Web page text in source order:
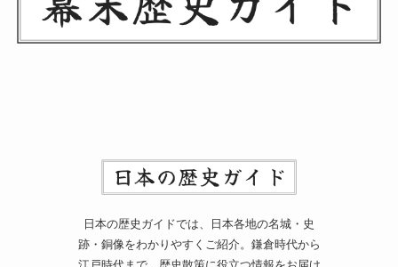
日本の歴史ガイドでは、日本各地の名城・史
跡・銅像をわかりやすくご紹介。鎌倉時代から